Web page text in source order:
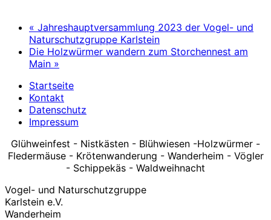
« Jahreshauptversammlung 2023 der Vogel- und
Naturschutzgruppe Karlstein
Die Holzwürmer wandern zum Storchennest am
Main »
Startseite
Kontakt
Datenschutz
Impressum
Glühweinfest - Nistkästen - Blühwiesen -Holzwürmer -
Fledermäuse - Krötenwanderung - Wanderheim - Vögler
- Schippekäs - Waldweihnacht
Vogel- und Naturschutzgruppe
Karlstein e.V.
Wanderheim